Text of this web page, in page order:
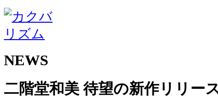
NEWS
二階堂和美 待望の新作リリー